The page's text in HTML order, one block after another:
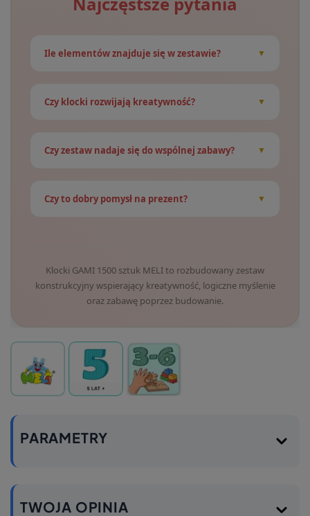
Ile elementów znajduje się w zestawie?
Czy klocki rozwijają kreatywność?
Czy zestaw nadaje się do wspólnej zabawy?
Czy to dobry pomysł na prezent?
Klocki GAMI 1500 sztuk MELI to rozbudowany zestaw
konstrukcyjny wspierający kreatywność, logiczne myślenie
oraz zabawę poprzez budowanie.
PARAMETRY
TWOJA OPINIA